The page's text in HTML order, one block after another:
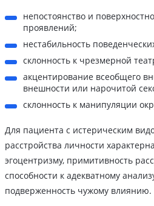
непостоянство и
проявлений;
нестабильность
склонность к чрезмерной
акцентирование всеобщего
внешности или нарочитой
склонность к манипуляции
Для пациента с истерическим
расстройства личности
эгоцентризму, примитивность
способности к адекватному
подверженность чужому влиянию.